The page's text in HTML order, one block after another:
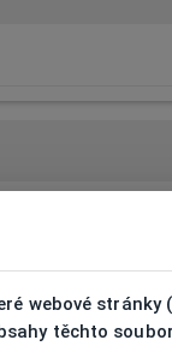
webové stránky
těchto